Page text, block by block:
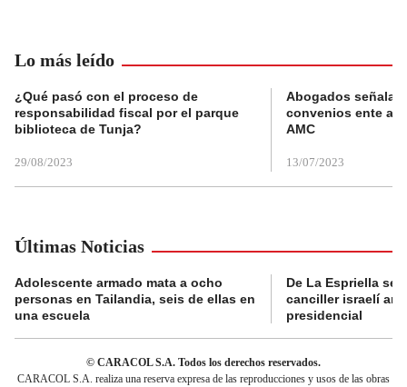
Lo más leído
¿Qué pasó con el proceso de
responsabilidad fiscal por el parque
biblioteca de Tunja?
29/08/2023
Abogados
convenios ente
AMC
13/07/2023
Últimas Noticias
Adolescente armado mata a ocho
personas en Tailandia, seis de ellas en
una escuela
De La Espriella se
canciller israelí
presidencial
© CARACOL S.A. Todos los derechos reservados.
CARACOL S.A. realiza una reserva expresa de las reproducciones y usos de las obras